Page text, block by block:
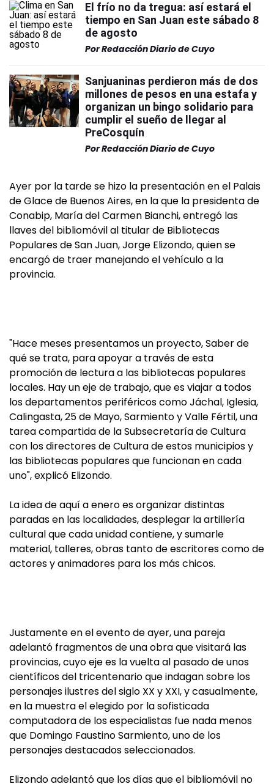
El frío no da tregua: así estará el
tiempo en San Juan este sábado 8
de agosto
PorRedacción Diario de Cuyo
Sanjuaninas perdieron más de dos
millones de pesos en una estafa y
organizan un bingo solidario para
cumplir el sueño de llegar al
PreCosquín
PorRedacción Diario de Cuyo
Ayer por la tarde se hizo la presentación en el Palais
de Glace de Buenos Aires, en la que la presidenta de
Conabip, María del Carmen Bianchi, entregó las
llaves del bibliomóvil al titular de Bibliotecas
Populares de San Juan, Jorge Elizondo, quien se
encargó de traer manejando el vehículo a la
provincia.
"Hace meses presentamos un proyecto, Saber de
qué se trata, para apoyar a través de esta
promoción de lectura a las bibliotecas populares
locales. Hay un eje de trabajo, que es viajar a todos
los departamentos periféricos como Jáchal, Iglesia,
Calingasta, 25 de Mayo, Sarmiento y Valle Fértil, una
tarea compartida de la Subsecretaría de Cultura
con los directores de Cultura de estos municipios y
las bibliotecas populares que funcionan en cada
uno", explicó Elizondo.
La idea de aquí a enero es organizar distintas
paradas en las localidades, desplegar la artillería
cultural que cada unidad contiene, y sumarle
material, talleres, obras tanto de escritores como de
actores y animadores para los más chicos.
Justamente en el evento de ayer, una pareja
adelantó fragmentos de una obra que visitará las
provincias, cuyo eje es la vuelta al pasado de unos
científicos del tricentenario que indagan sobre los
personajes ilustres del siglo XX y XXI, y casualmente,
en la muestra el elegido por la sofisticada
computadora de los especialistas fue nada menos
que Domingo Faustino Sarmiento, uno de los
personajes destacados seleccionados.
Elizondo adelantó que los días que el bibliomóvil no